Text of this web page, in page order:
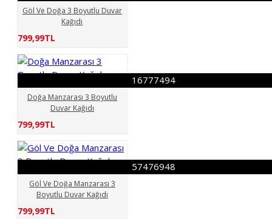
Göl Ve Doğa 3 Boyutlu Duvar
Kağıdı
799,99TL
16777494
Doğa Manzarası 3 Boyutlu
Duvar Kağıdı
799,99TL
57476948
Göl Ve Doğa Manzarası 3
Boyutlu Duvar Kağıdı
799,99TL